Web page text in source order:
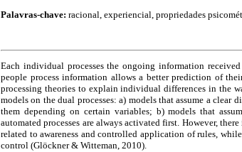
Palavras-chave: racional, experiencial, propriedades
Each individual processes the ongoing information
people process information allows a better prediction of
processing theories to explain individual differences in the
models on the dual processes: a) models that assume a
them depending on certain variables; b) models that
automated processes are always activated first. However,
related to awareness and controlled application of rules,
control (Glöckner & Witteman, 2010).